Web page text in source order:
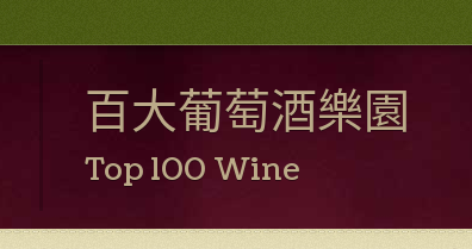
百大葡萄酒樂園
Top 100 Wine